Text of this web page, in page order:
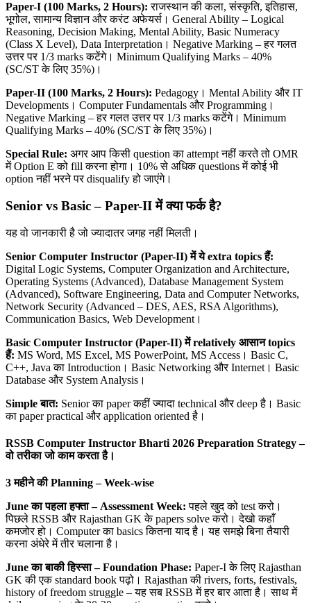
Paper-I (100 Marks, 2 Hours): राजस्थान की कला, संस्कृति, इतिहास,
भूगोल, सामान्य विज्ञान और करंट अफेयर्स। General Ability – Logical
Reasoning, Decision Making, Mental Ability, Basic Numeracy
(Class X Level), Data Interpretation। Negative Marking – हर गलत
उत्तर पर 1/3 marks कटेंगे। Minimum Qualifying Marks – 40%
(SC/ST के लिए 35%)।
Paper-II (100 Marks, 2 Hours): Pedagogy। Mental Ability और IT
Developments। Computer Fundamentals और Programming।
Negative Marking – हर गलत उत्तर पर 1/3 marks कटेंगे। Minimum
Qualifying Marks – 40% (SC/ST के लिए 35%)।
Special Rule: अगर आप किसी question का attempt नहीं करते तो OMR
में Option E को fill करना होगा। 10% से अधिक questions में कोई भी
option नहीं भरने पर disqualify हो जाएंगे।
Senior vs Basic – Paper-IIमें क्या फर्क है?
यह वो जानकारी है जो ज्यादातर जगह नहीं मिलती।
Senior Computer Instructor (Paper-II)में ये extra topicsहैं:
Digital Logic Systems, Computer Organization and Architecture,
Operating Systems (Advanced), Database Management System
(Advanced), Software Engineering, Data and Computer Networks,
Network Security (Advanced – DES, AES, RSA Algorithms),
Communication Basics, Web Development।
Basic Computer Instructor (Paper-II)में relatively आसान topics
हैं: MS Word, MS Excel, MS PowerPoint, MS Access। Basic C,
C++, Java का Introduction। Basic Networking और Internet। Basic
Database और System Analysis।
Simpleबात: Senior का paper कहीं ज्यादा technical और deep है। Basic
का paper practical और application oriented है।
RSSB Computer Instructor Bharti 2026 Preparation Strategy –
वो तरीका जो काम करता है।
3महीने की Planning – Week-wise
Juneका पहला हफ्ता – Assessment Week: पहले खुद को test करो।
पिछले RSSB और Rajasthan GK के papers solve करो। देखो कहाँ
कमजोर हो। Computer का basics कितना याद है। यह समझे बिना तैयारी
करना अंधेरे में तीर चलाना है।
Juneका बाकी हिस्सा – Foundation Phase: Paper-I के लिए Rajasthan
GK की एक standard book पढ़ो। Rajasthan की rivers, forts, festivals,
history of freedom struggle – यह सब RSSB में हर बार आता है। साथ में